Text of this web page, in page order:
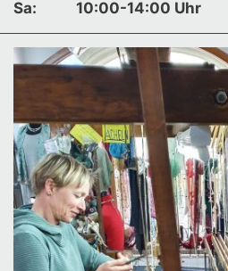
Sa: 10:00-14:00 Uhr